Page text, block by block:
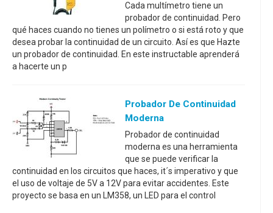
Cada multímetro tiene un
probador de continuidad. Pero
qué haces cuando no tienes un polímetro o si está roto y que
desea probar la continuidad de un circuito. Así es que Hazte
un probador de continuidad. En este instructable aprenderá
a hacerte un p
Probador De Continuidad
Moderna
Probador de continuidad
moderna es una herramienta
que se puede verificar la
continuidad en los circuitos que haces, it´s imperativo y que
el uso de voltaje de 5V a 12V para evitar accidentes. Este
proyecto se basa en un LM358, un LED para el control